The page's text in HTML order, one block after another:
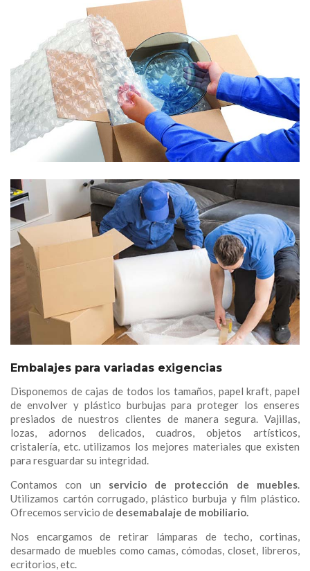
Embalajes para variadas exigencias
Disponemos de cajas de todos los tamaños, papel kraft, papel
de envolver y plástico burbujas para proteger los enseres
presiados de nuestros clientes de manera segura. Vajillas,
lozas, adornos delicados, cuadros, objetos artísticos,
cristalería, etc. utilizamos los mejores materiales que existen
para resguardar su integridad.
Contamos con un servicio de protección de muebles.
Utilizamos cartón corrugado, plástico burbuja y film plástico.
Ofrecemos servicio de desemabalaje de mobiliario.
Nos encargamos de retirar lámparas de techo, cortinas,
desarmado de muebles como camas, cómodas, closet, libreros,
ecritorios, etc.